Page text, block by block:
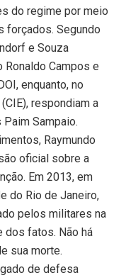
do regime por meio
forçados. Segundo
e Souza
Ronaldo Campos e
enquanto, no
respondiam a
Sampaio.
Raymundo
oficial sobre a
Em 2013, em
do Rio de Janeiro,
pelos militares na
dos fatos. Não há
sua morte.
de defesa